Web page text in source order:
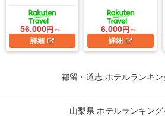
56,000円～
詳細
6,000円～
詳細
都留・道志 ホテルランキン
山梨県 ホテルランキング